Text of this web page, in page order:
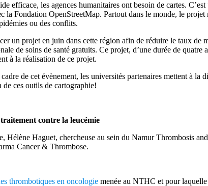
efficace, les agences humanitaires ont besoin de cartes.
Fondation OpenStreetMap. Partout dans le monde, le
ou des conflits.
un projet en juin dans cette région afin de réduire le taux
de soins de santé gratuits. Ce projet, d’une durée de
à la réalisation de ce projet.
de cet évènement, les universités partenaires mettent à
ces outils de cartographie!
contre la leucémie
Hélène Haguet, chercheuse au sein du Namur Thrombosis
Cancer & Thrombose.
thrombotiques en oncologie menée au NTHC et pour